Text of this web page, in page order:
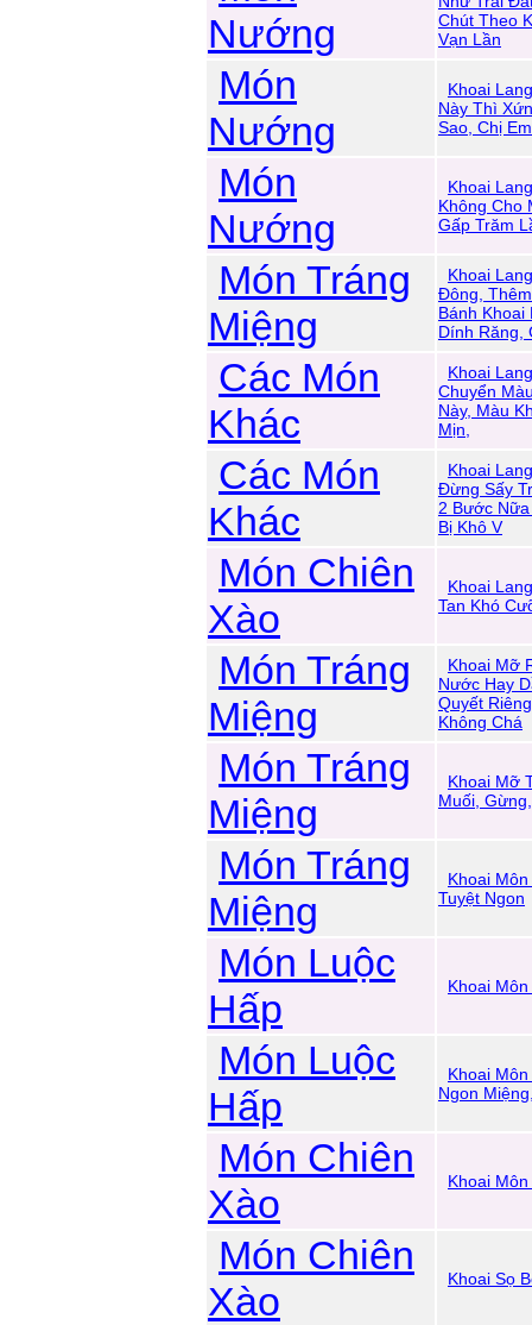
Nướng
Chút Theo
Vạn Lần
Món
Nướng
Khoai
Này Thì
Sao, Chị
Món
Nướng
Khoai
Không Cho
Gấp Trăm
Món Tráng
Miệng
Khoai
Đông,
Bánh Khoai
Dính Răng,
Các Món
Khác
Khoai
Chuyển
Này, Màu
Mịn,
Các Món
Khác
Khoai
Đừng Sấy
2 Bước
Bị Khô V
Món Chiên
Xào
Khoai
Tan Khó
Món Tráng
Miệng
Khoai Mỡ
Nước Hay
Quyết
Không Chá
Món Tráng
Miệng
Khoai Mỡ
Muối,
Món Tráng
Miệng
Khoai
Tuyệt Ngon
Món Luộc
Hấp
Khoai
Món Luộc
Hấp
Khoai
Ngon
Món Chiên
Xào
Khoai
Món Chiên
Xào
Khoai Sọ